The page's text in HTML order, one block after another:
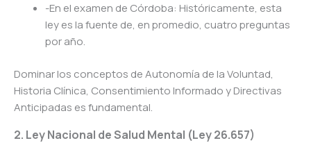
-En el examen de Córdoba: Históricamente, esta
ley es la fuente de, en promedio, cuatro preguntas
por año.
Dominar los conceptos de Autonomía de la Voluntad,
Historia Clínica, Consentimiento Informado y Directivas
Anticipadas es fundamental.
2. Ley Nacional de Salud Mental (Ley 26.657)